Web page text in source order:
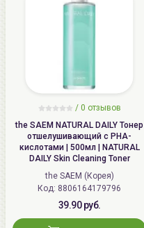
/ 0 отзывов
the SAEM NATURAL DAILY Тонер
отшелушивающий с PHA-
кислотами | 500мл | NATURAL
DAILY Skin Cleaning Toner
the SAEM (Корея)
Код: 8806164179796
39.90 руб.